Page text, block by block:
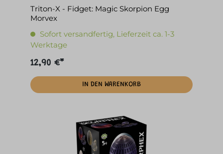
Triton-X - Fidget: Magic Skorpion Egg
Morvex
Sofort versandfertig, Lieferzeit ca. 1-3
Werktage
12,90 €*
IN DEN WARENKORB